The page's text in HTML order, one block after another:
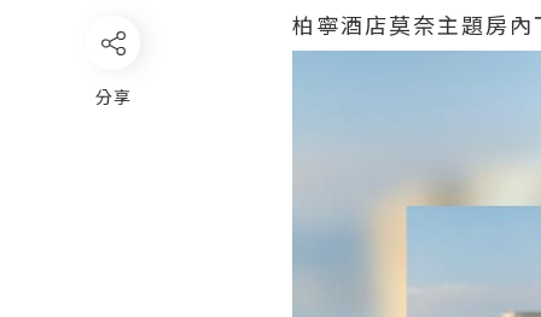
分享
柏寧酒店莫奈主題房內